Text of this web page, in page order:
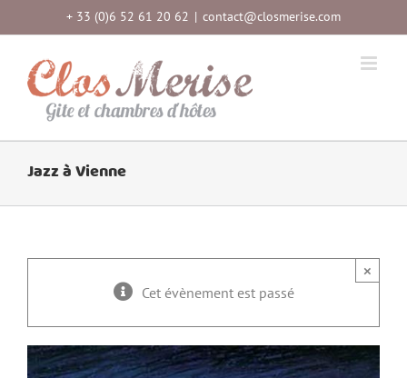
au
+ 33 (0)6 52 61 20 62 | contact@closmerise.com
Jazz à Vienne
Cet évènement est passé
×